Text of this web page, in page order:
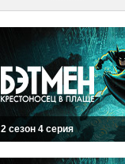
2 сезон 4 серия